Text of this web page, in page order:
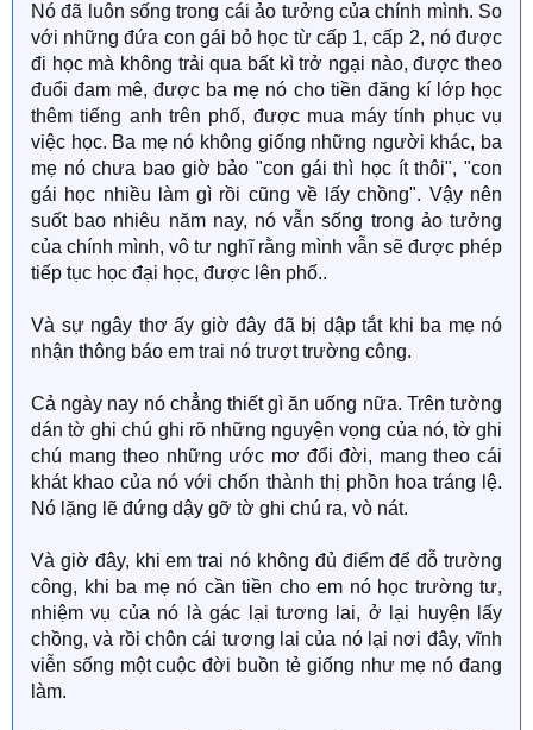
Nó đã luôn sống trong cái ảo tưởng của chính mình. So
với những đứa con gái bỏ học từ cấp 1, cấp 2, nó được
đi học mà không trải qua bất kì trở ngại nào, được theo
đuổi đam mê, được ba mẹ nó cho tiền đăng kí lớp học
thêm tiếng anh trên phố, được mua máy tính phục vụ
việc học. Ba mẹ nó không giống những người khác, ba
mẹ nó chưa bao giờ bảo "con gái thì học ít thôi", "con
gái học nhiều làm gì rồi cũng về lấy chồng". Vậy nên
suốt bao nhiêu năm nay, nó vẫn sống trong ảo tưởng
của chính mình, vô tư nghĩ rằng mình vẫn sẽ được phép
tiếp tục học đại học, được lên phố..
Và sự ngây thơ ấy giờ đây đã bị dập tắt khi ba mẹ nó
nhận thông báo em trai nó trượt trường công.
Cả ngày nay nó chẳng thiết gì ăn uống nữa. Trên tường
dán tờ ghi chú ghi rõ những nguyện vọng của nó, tờ ghi
chú mang theo những ước mơ đổi đời, mang theo cái
khát khao của nó với chốn thành thị phồn hoa tráng lệ.
Nó lặng lẽ đứng dậy gỡ tờ ghi chú ra, vò nát.
Và giờ đây, khi em trai nó không đủ điểm để đỗ trường
công, khi ba mẹ nó cần tiền cho em nó học trường tư,
nhiệm vụ của nó là gác lại tương lai, ở lại huyện lấy
chồng, và rồi chôn cái tương lai của nó lại nơi đây, vĩnh
viễn sống một cuộc đời buồn tẻ giống như mẹ nó đang
làm.